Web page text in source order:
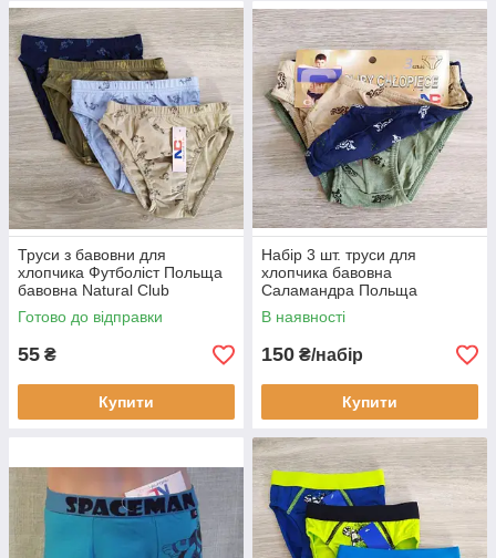
Труси з бавовни для
хлопчика Футболіст Польща
бавовна Natural Club
Готово до відправки
55 ₴
Купити
Набір 3 шт. труси для
хлопчика бавовна
Cаламандра Польща
Трусики Natural Club
В наявності
150 ₴/набір
Купити